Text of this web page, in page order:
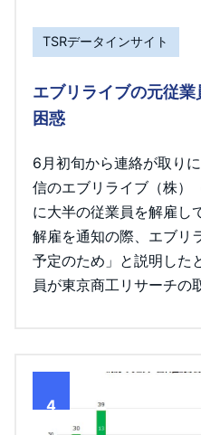
TSRデータインサイト
エブリライブの元従
困惑
6月初旬から連絡が取り
信のエブリライブ（株）
に大半の従業員を解雇
解雇を通知の際、エブリ
予定のため」と説明した
員が東京商工リサーチの
4